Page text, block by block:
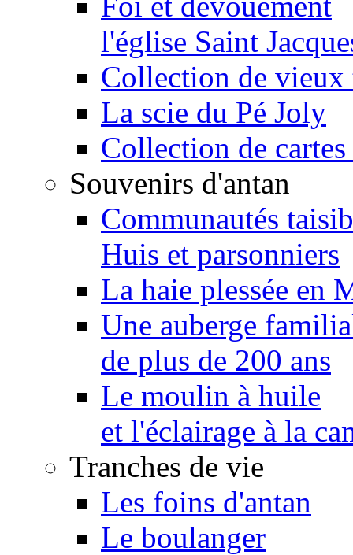
l'église Saint
Collection de vieux
La scie du Pé Joly
Collection de cartes
Souvenirs d'antan
Communautés
Huis et parsonniers
La haie plessée en
Une auberge
de plus de 200 ans
Le moulin à huile
et l'éclairage à la
Tranches de vie
Les foins d'antan
Le boulanger